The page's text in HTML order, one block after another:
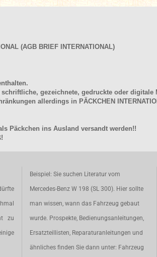
(AGB BRIEF INTERNATIONAL)
gezeichnete, gedruckte oder
allerdings in PÄCKCHEN
Päckchen ins Ausland versandt werden!!
zu
Beispiel: Sie suchen Literatur vom
Mercedes-Benz W 198 (SL 300). Hier sollte
man wissen, wann das Fahrzeug gebaut
wurde. Prospekte, Bedienungsanleitungen,
Ersatzteillisten, Reparaturanleitungen und
ähnliches finden Sie dann unter: Fahrzeug